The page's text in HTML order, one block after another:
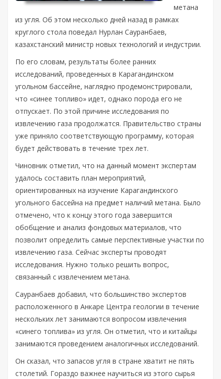
метана
из угля. Об этом несколько дней назад в рамках
круглого стола поведал Нурлан Сауранбаев,
казахстанский министр новых технологий и индустрии.
По его словам, результаты более ранних
исследований, проведенных в Карагандинском
угольном бассейне, наглядно продемонстрировали,
что «синее топливо» идет, однако порода его не
отпускает. По этой причине исследования по
извлечению газа продолжатся. Правительство страны
уже приняло соответствующую программу, которая
будет действовать в течение трех лет.
Чиновник отметил, что на данный момент экспертам
удалось составить план мероприятий,
ориентированных на изучение Карагандинского
угольного бассейна на предмет наличий метана. Было
отмечено, что к концу этого года завершится
обобщение и анализ фондовых материалов, что
позволит определить самые перспективные участки по
извлечению газа. Сейчас эксперты проводят
исследования. Нужно только решить вопрос,
связанный с извлечением метана.
Сауранбаев добавил, что большинство экспертов
расположенного в Анкаре Центра геологии в течение
нескольких лет занимаются вопросом извлечения
«синего топлива» из угля. Он отметил, что и китайцы
занимаются проведением аналогичных исследований.
Он сказал, что запасов угля в стране хватит не пять
столетий. Гораздо важнее научиться из этого сырья